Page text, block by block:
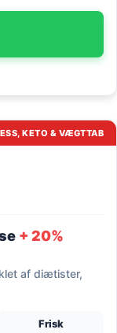
KETO & VÆGTTAB
+ 20%
af diætister,
Frisk